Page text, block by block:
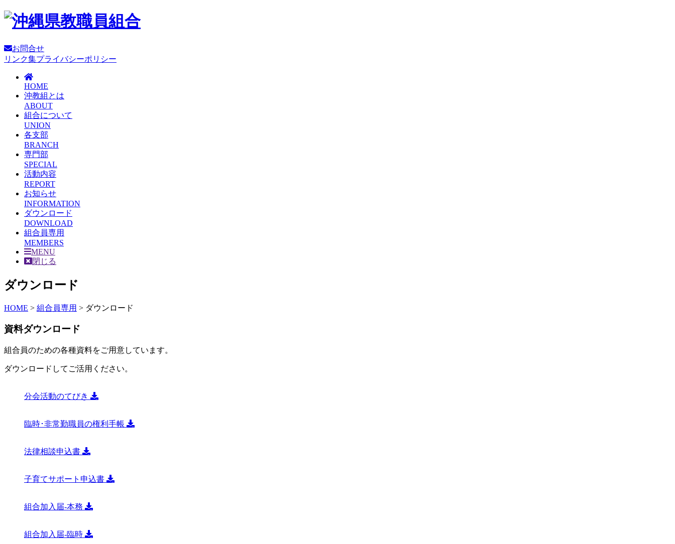
お問合せ
リンク集プライバシーポリシー
HOME
沖教組とは
ABOUT
組合について
UNION
各支部
BRANCH
専門部
SPECIAL
活動内容
REPORT
お知らせ
INFORMATION
ダウンロード
DOWNLOAD
組合員専用
MEMBERS
MENU
閉じる
ダウンロード
HOME > 組合員専用 > ダウンロード
資料ダウンロード
組合員のための各種資料をご用意しています。
ダウンロードしてご活用ください。
分会活動のてびき
臨時･非常勤職員の権利手帳
法律相談申込書
子育てサポート申込書
組合加入届-本務
組合加入届-臨時